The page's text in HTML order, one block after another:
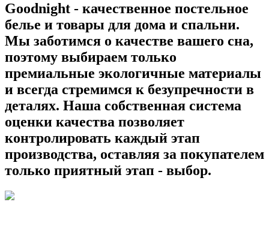
Goodnight - качественное постельное
белье и товары для дома и спальни.
Мы заботимся о качестве вашего сна,
поэтому выбираем только
премиальные экологичные материалы
и всегда стремимся к безупречности в
деталях. Наша собственная система
оценки качества позволяет
контролировать каждый этап
производства, оставляя за покупателем
только приятный этап - выбор.